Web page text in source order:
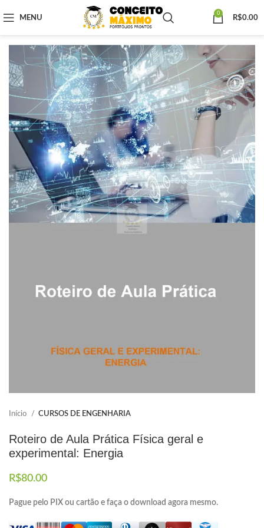
MENU
0
R$0.00
Início CURSOS DE ENGENHARIA
Roteiro de Aula Prática Física geral e
experimental: Energia
R$80.00
Pague pelo PIX ou cartão e faça o download agora mesmo.
Elaboramos os portfólios